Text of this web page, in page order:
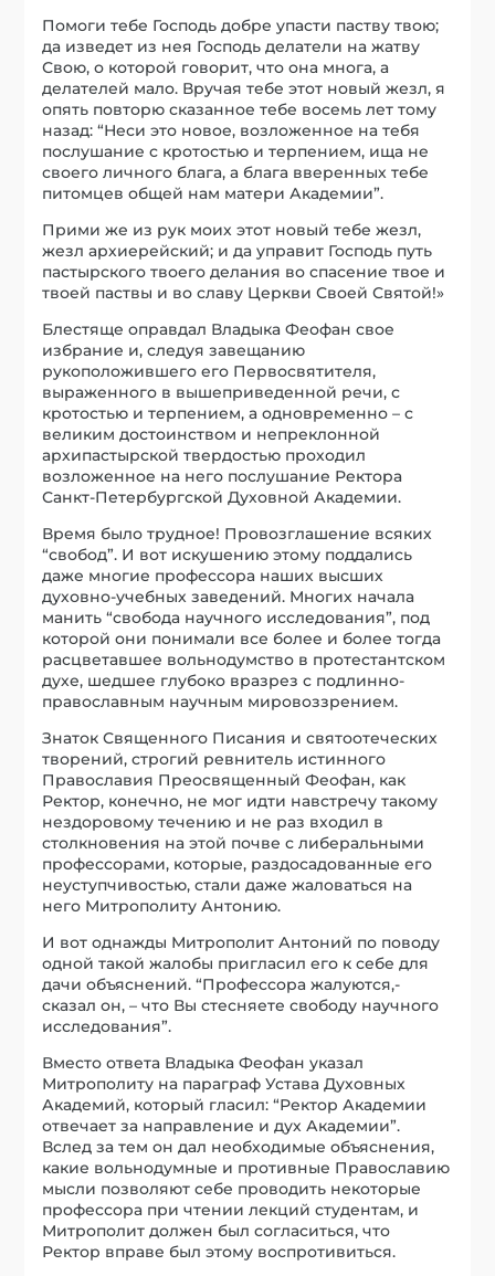
Помоги тебе Господь добре упасти паству твою;
да изведет из нея Господь делатели на жатву
Свою, о которой говорит, что она многа, а
делателей мало. Вручая тебе этот новый жезл, я
опять повторю сказанное тебе восемь лет тому
назад: “Неси это новое, возложенное на тебя
послушание с кротостью и терпением, ища не
своего личного блага, а блага вверенных тебе
питомцев общей нам матери Академии”.
Прими же из рук моих этот новый тебе жезл,
жезл архиерейский; и да управит Господь путь
пастырского твоего делания во спасение твое и
твоей паствы и во славу Церкви Своей Святой!»
Блестяще оправдал Владыка Феофан свое
избрание и, следуя завещанию
рукоположившего его Первосвятителя,
выраженного в вышеприведенной речи, с
кротостью и терпением, а одновременно – с
великим достоинством и непреклонной
архипастырской твердостью проходил
возложенное на него послушание Ректора
Санкт-Петербургской Духовной Академии.
Время было трудное! Провозглашение всяких
“свобод”. И вот искушению этому поддались
даже многие профессора наших высших
духовно-учебных заведений. Многих начала
манить “свобода научного исследования”, под
которой они понимали все более и более тогда
расцветавшее вольнодумство в протестантском
духе, шедшее глубоко вразрез с подлинно-
православным научным мировоззрением.
Знаток Священного Писания и святоотеческих
творений, строгий ревнитель истинного
Православия Преосвященный Феофан, как
Ректор, конечно, не мог идти навстречу такому
нездоровому течению и не раз входил в
столкновения на этой почве с либеральными
профессорами, которые, раздосадованные его
неуступчивостью, стали даже жаловаться на
него Митрополиту Антонию.
И вот однажды Митрополит Антоний по поводу
одной такой жалобы пригласил его к себе для
дачи объяснений. “Профессора жалуются,-
сказал он, – что Вы стесняете свободу научного
исследования”.
Вместо ответа Владыка Феофан указал
Митрополиту на параграф Устава Духовных
Академий, который гласил: “Ректор Академии
отвечает за направление и дух Академии”.
Вслед за тем он дал необходимые объяснения,
какие вольнодумные и противные Православию
мысли позволяют себе проводить некоторые
профессора при чтении лекций студентам, и
Митрополит должен был согласиться, что
Ректор вправе был этому воспротивиться.